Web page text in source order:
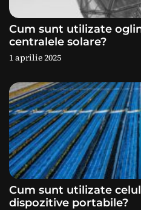
a
r
t
i
c
o
l
e
Cum sunt utilizate
centralele solare?
1 aprilie 2025
Cum sunt utilizate
dispozitive portabile?